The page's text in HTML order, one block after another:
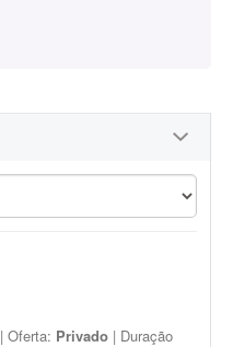
| Oferta: Privado | Duração